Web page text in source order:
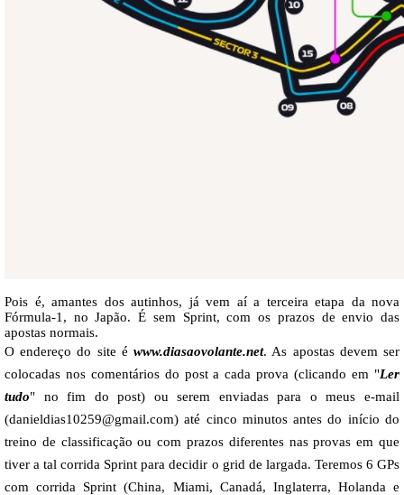
Pois é, amantes dos autinhos, já vem aí a terceira etapa da nova
Fórmula-1, no Japão. É sem Sprint, com os prazos de envio das
apostas normais.
O endereço do site é www.diasaovolante.net. As apostas devem ser
colocadas nos comentários do post a cada prova (clicando em "Ler
tudo" no fim do post) ou serem enviadas para o meus e-mail
(danieldias10259@gmail.com) até cinco minutos antes do início do
treino de classificação ou com prazos diferentes nas provas em que
tiver a tal corrida Sprint para decidir o grid de largada. Teremos 6 GPs
com corrida Sprint (China, Miami, Canadá, Inglaterra, Holanda e